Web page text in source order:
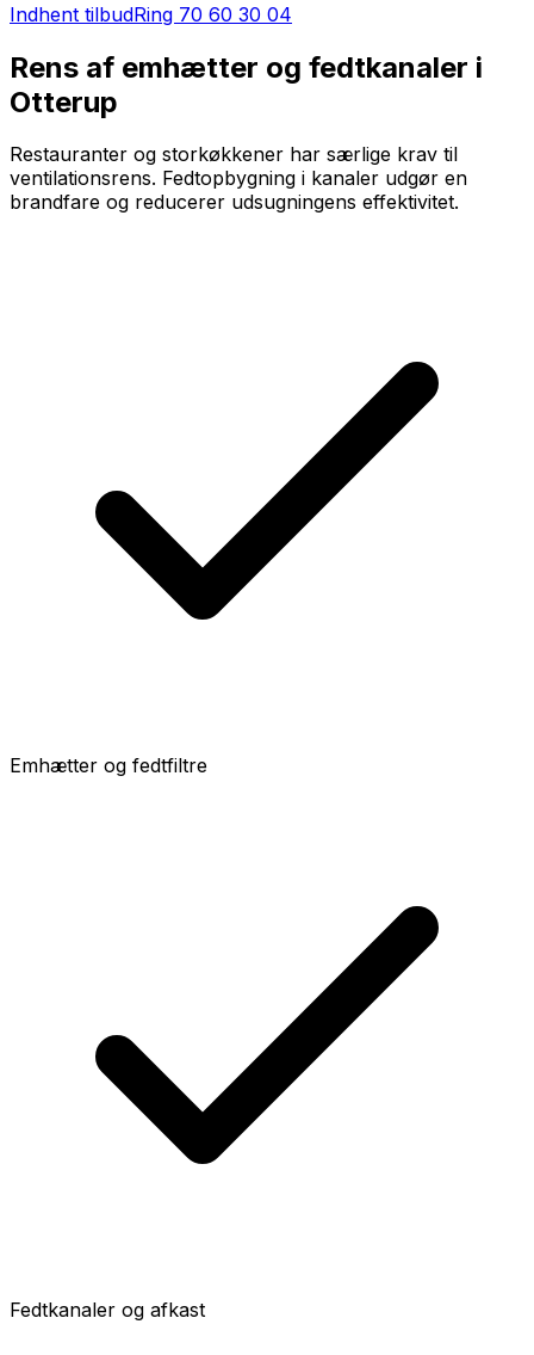
Indhent tilbudRing 70 60 30 04
Rens af emhætter og fedtkanaler i
Otterup
Restauranter og storkøkkener har særlige krav til
ventilationsrens. Fedtopbygning i kanaler udgør en
brandfare og reducerer udsugningens effektivitet.
Emhætter og fedtfiltre
Fedtkanaler og afkast